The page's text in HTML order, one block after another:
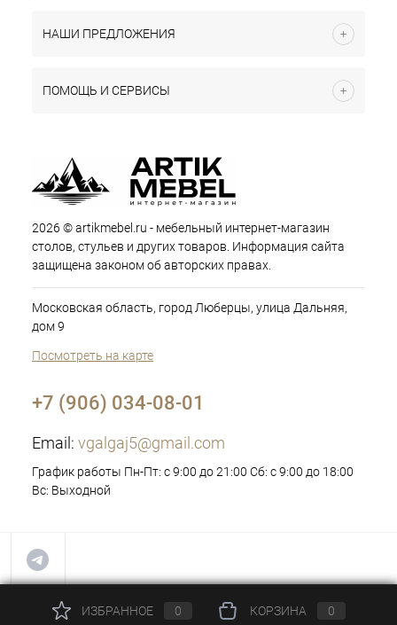
НАШИ ПРЕДЛОЖЕНИЯ
ПОМОЩЬ И СЕРВИСЫ
2026 © artikmebel.ru - мебельный интернет-магазин
столов, стульев и других товаров. Информация сайта
защищена законом об авторских правах.
Московская область, город Люберцы, улица Дальняя,
дом 9
Посмотреть на карте
+7 (906) 034-08-01
Email: vgalgaj5@gmail.com
График работы Пн-Пт: с 9:00 до 21:00 Сб: с 9:00 до 18:00
Вс: Выходной
ИЗБРАННОЕ 0 КОРЗИНА 0